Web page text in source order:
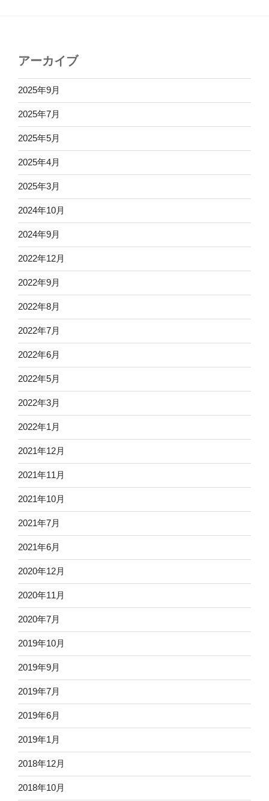
アーカイブ
2025年9月
2025年7月
2025年5月
2025年4月
2025年3月
2024年10月
2024年9月
2022年12月
2022年9月
2022年8月
2022年7月
2022年6月
2022年5月
2022年3月
2022年1月
2021年12月
2021年11月
2021年10月
2021年7月
2021年6月
2020年12月
2020年11月
2020年7月
2019年10月
2019年9月
2019年7月
2019年6月
2019年1月
2018年12月
2018年10月